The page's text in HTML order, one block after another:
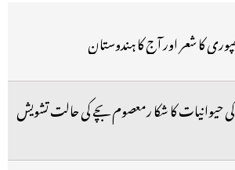
کا شعر اور آج کا ہندوستان
حیوانیات کا شکا رمعصوم بچے کی حالت تشویش